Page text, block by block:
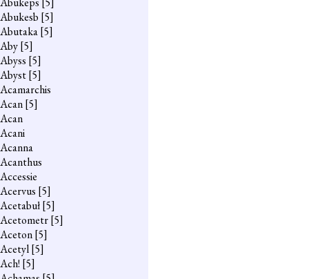
Abukesb [5]
Abutaka[5]
Aby[5]
Abyss [5]
Abyst[5]
Acamarchis
Acan[5]
Acan
Acani
Acanna
Acanthus
Accessie
Acervus [5]
Acetabuł[5]
Acetometr[5]
Aceton[5]
Acetyl[5]
Ach! [5]